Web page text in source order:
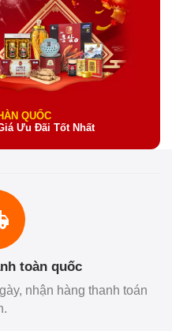
QUỐC
Ưu Đãi Tốt Nhất
toàn quốc
nhận hàng thanh toán